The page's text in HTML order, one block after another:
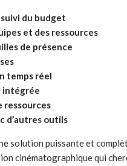
du budget
et des ressources
de présence
temps réel
intégrée
ressources
d’autres outils
solution puissante et
cinématographique qui